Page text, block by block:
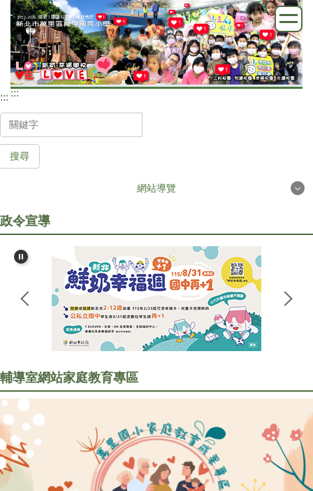
跳
到
主
要
內
容
區
:::
:::
搜尋
網站導覽
學校簡介
行政處室
訊息公告
研習訊息
政令宣導
輔導室網站家庭教育專區